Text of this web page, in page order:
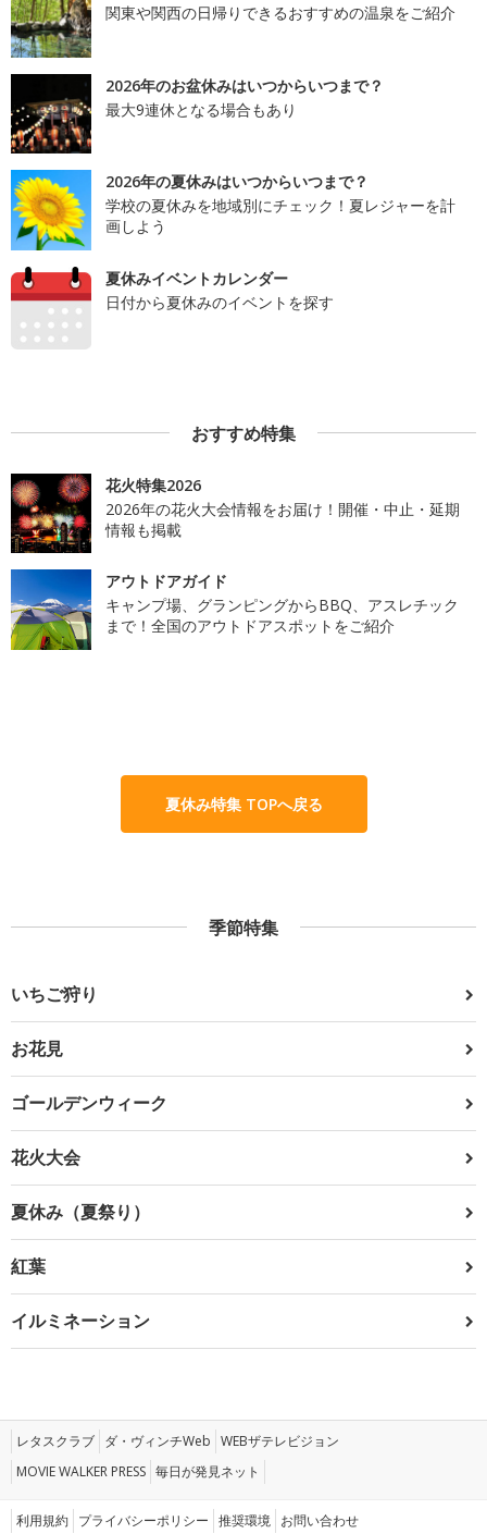
関東や関西の日帰りできるおすすめの温泉をご紹介
2026年のお盆休みはいつからいつまで？
最大9連休となる場合もあり
2026年の夏休みはいつからいつまで？
学校の夏休みを地域別にチェック！夏レジャーを計
画しよう
夏休みイベントカレンダー
日付から夏休みのイベントを探す
おすすめ特集
花火特集2026
2026年の花火大会情報をお届け！開催・中止・延期
情報も掲載
アウトドアガイド
キャンプ場、グランピングからBBQ、アスレチック
まで！全国のアウトドアスポットをご紹介
夏休み特集 TOPへ戻る
季節特集
いちご狩り
お花見
ゴールデンウィーク
花火大会
夏休み（夏祭り）
紅葉
イルミネーション
レタスクラブ ダ・ヴィンチWeb WEBザテレビジョン
MOVIE WALKER PRESS 毎日が発見ネット
利用規約 プライバシーポリシー 推奨環境 お問い合わせ